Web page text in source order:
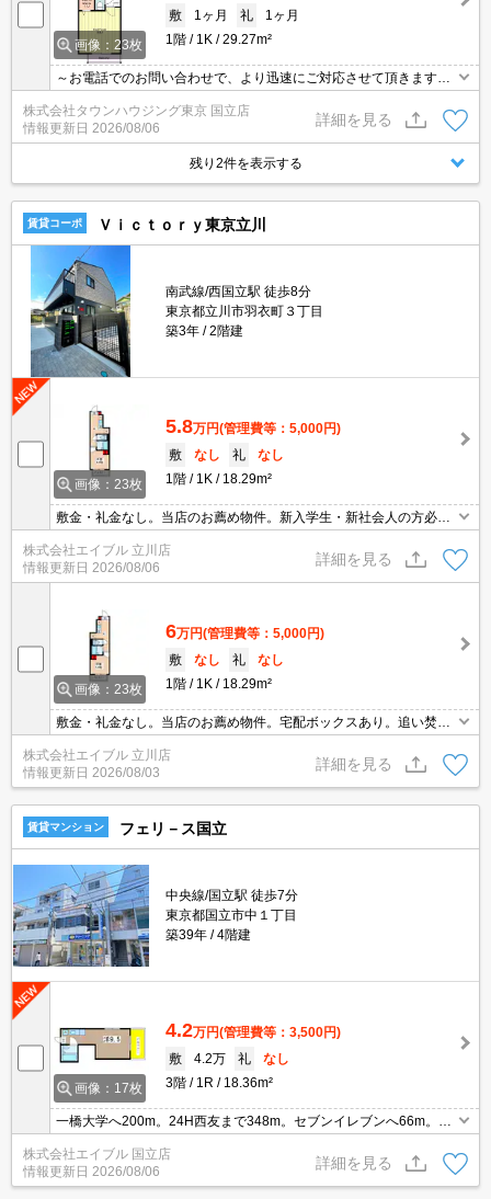
画像：23枚
敷
1ヶ月 礼
1ヶ月
1階
1K 29.27m²
～お電話でのお問い合わせで、より迅速にご対応させて頂きます～
地域密着タウンハウジング【国立店】まで～
株式会社タウンハウジング東京 国立店
情報更新日 2026/08/06
詳細を見る
残り2件を表示する
賃貸コーポ Ｖｉｃｔｏｒｙ東京立川
南武線/西国立駅 徒歩8分
東京都立川市羽衣町３丁目
築3年
2階建
画像：23枚
5.8万円(管理費等：5,000円)
敷
なし 礼
なし
1階
1K 18.29m²
敷金・礼金なし。当店のお薦め物件。新入学生・新社会人の方必
見!。1階 南東角部屋。宅配ボックスあり。駅まで平坦。駅まで徒歩
10分圏内!。追い焚き付き。新生活のスタートはここから。
株式会社エイブル 立川店
情報更新日 2026/08/06
詳細を見る
画像：23枚
6万円(管理費等：5,000円)
敷
なし 礼
なし
1階
1K 18.29m²
敷金・礼金なし。当店のお薦め物件。宅配ボックスあり。追い焚き
付き。新生活のスタートはここから。住環境、あなたの目でお確か
めください。オートロック。J:COMインターネット1GBまで無料で
利用可能。
株式会社エイブル 立川店
情報更新日 2026/08/03
詳細を見る
賃貸マンション フェリ－ス国立
中央線/国立駅 徒歩7分
東京都国立市中１丁目
築39年
4階建
画像：17枚
4.2万円(管理費等：3,500円)
敷
4.2万 礼
なし
3階
1R 18.36m²
一橋大学へ200m。24H西友まで348m。セブンイレブンへ66m。内
科へ47m。合格前予約可。退去時の清掃費実費。
株式会社エイブル 国立店
情報更新日 2026/08/06
詳細を見る